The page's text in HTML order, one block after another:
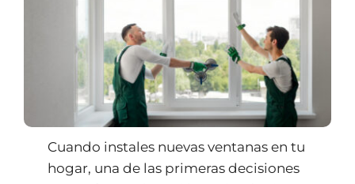
Cuando instales nuevas ventanas en tu
hogar, una de las primeras decisiones